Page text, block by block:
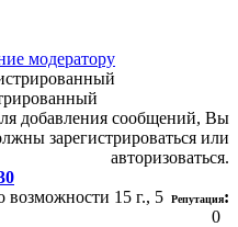
модератору
добавления сообщений, Вы
зарегистрироваться или
авторизоваться.
возможности 15 г., 5
Репутация:
0